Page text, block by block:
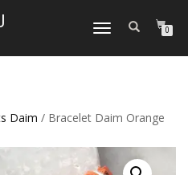
DÉPLIER
NAVIGATION
0
Daim / Bracelet Daim Orange